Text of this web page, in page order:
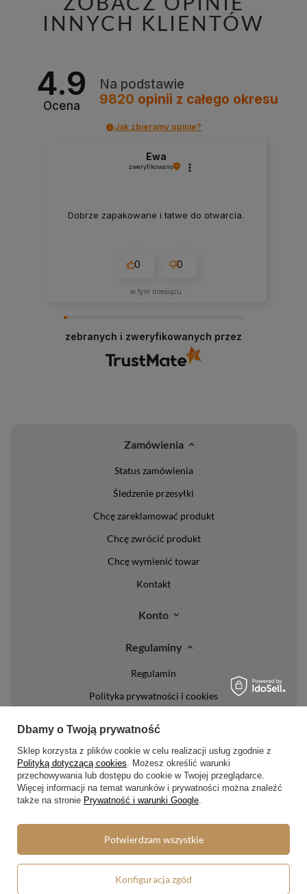
INNYCH KLIENTÓW
4.9
Ocena
Na podstawie
9820 opinii z całego okresu
Jak zbieramy opinie?
Ewa
zweryfikowano
Dobrze zapakowane i łatwe do otwarcia.
0 0
w tym miesiącu
zebranych i zweryfikowanych przez
Zamówienia
Status zamówienia
Śledzenie przesyłki
Chcę zareklamować produkt
Chcę zwrócić produkt
Chcę wymienić towar
Kontakt
Konto
Regulaminy
Regulamin
Polityka prywatności i cookies
Formy dostawy
Media społecznościowe
W sklepie prezentujemy ceny brutto (z VAT).
Dbamy o Twoją prywatność
Sklep korzysta z plików cookie w celu realizacji usług zgodnie z
Polityką dotyczącą cookies. Możesz określić warunki
przechowywania lub dostępu do cookie w Twojej przeglądarce.
Więcej informacji na temat warunków i prywatności można znaleźć
także na stronie Prywatność i warunki Google.
Konfiguracja zgód
Potwierdzam wszystkie